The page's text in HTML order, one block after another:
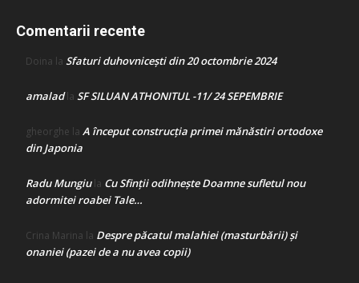
Comentarii recente
Doina la Sfaturi duhovnicești din 20 octombrie 2024
amaladla SF SILUAN ATHONITUL -11/ 24 SEPEMBRIE
gheorghe la A început construcţia primei mănăstiri ortodoxe
din Japonia
Radu Mungiula Cu Sfinții odihnește Doamne sufletul nou
adormitei roabei Tale…
Crina Marina la Despre păcatul malahiei (masturbării) şi
onaniei (pazei de a nu avea copii)